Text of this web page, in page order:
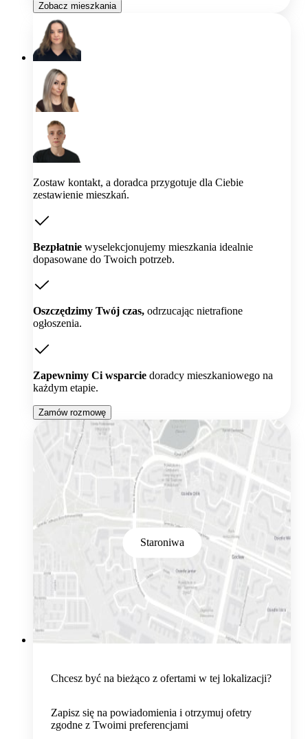
Zobacz mieszkania
Zostaw kontakt, a doradca przygotuje dla Ciebie
zestawienie mieszkań.
Bezpłatnie wyselekcjonujemy mieszkania idealnie
dopasowane do Twoich potrzeb.
Oszczędzimy Twój czas, odrzucając nietrafione
ogłoszenia.
Zapewnimy Ci wsparcie doradcy mieszkaniowego na
każdym etapie.
Zamów rozmowę
Staroniwa
Chcesz być na bieżąco z ofertami w tej lokalizacji?
Zapisz się na powiadomienia i otrzymuj ofetry
zgodne z Twoimi preferencjami